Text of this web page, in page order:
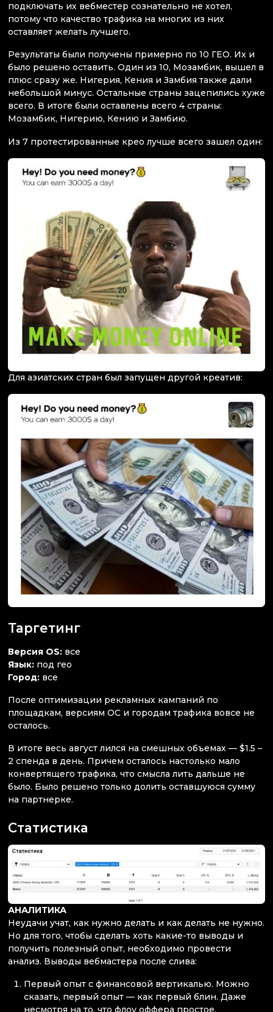
подключать их вебместер сознательно не хотел,
потому что качество трафика на многих из них
оставляет желать лучшего.
Результаты были получены примерно по 10 ГЕО. Их и
было решено оставить. Один из 10, Мозамбик, вышел в
плюс сразу же. Нигерия, Кения и Замбия также дали
небольшой минус. Остальные страны зацепились хуже
всего. В итоге были оставлены всего 4 страны:
Мозамбик, Нигерию, Кению и Замбию.
Из 7 протестированные крео лучше всего зашел один:
Для азиатских стран был запущен другой креатив:
Таргетинг
Версия OS: все
Язык: под гео
Город: все
После оптимизации рекламных кампаний по
площадкам, версиям ОС и городам трафика вовсе не
осталось.
В итоге весь август лился на смешных объемах — $1.5 –
2 спенда в день. Причем осталось настолько мало
конвертящего трафика, что смысла лить дальше не
было. Было решено только долить оставшуюся сумму
на партнерке.
Статистика
АНАЛИТИКА
Неудачи учат, как нужно делать и как делать не нужно.
Но для того, чтобы сделать хоть какие-то выводы и
получить полезный опыт, необходимо провести
анализ. Выводы вебмастера после слива:
Первый опыт с финансовой вертикалью. Можно
сказать, первый опыт — как первый блин. Даже
несмотря на то, что флоу оффера простое.